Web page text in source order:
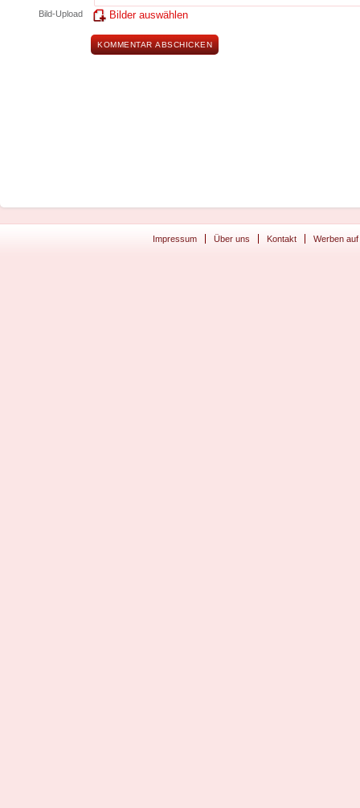
Bild-Upload Bilder auswählen
Impressum Über uns Kontakt Werben